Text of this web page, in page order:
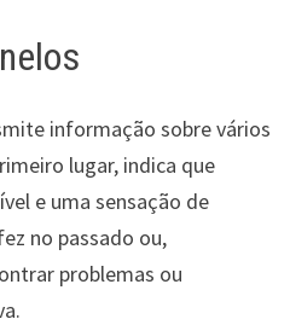
informação sobre vários
lugar, indica que
e uma sensação de
no passado ou,
problemas ou